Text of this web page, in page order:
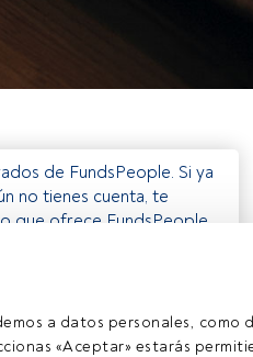
a datos personales, como
«Aceptar» estarás
de FundsPeople. Si ya
no tienes cuenta, te
que ofrece FundsPeople.